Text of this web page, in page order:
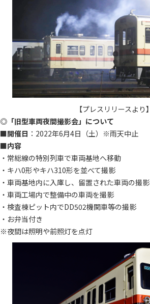
【プレスリリースより】
◎「旧型車両夜間撮影会」について
■開催日 ：2022年6月4日（土）※雨天中止
■内容
・常総線の特別列車で車両基地へ移動
・キハ0形やキハ310形を並べて撮影
・車両基地内に入庫し、留置された車両の撮影
・車両工場内で整備中の車両を撮影
・検査棟ピット内でDD502機関車等の撮影
・お弁当付き
※夜間は照明や前照灯を点灯